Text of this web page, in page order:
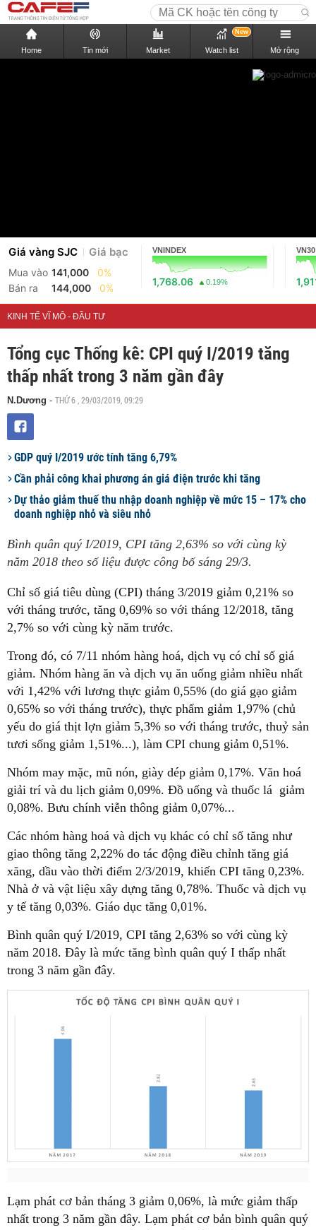
Home Tin mới Market Watch list
New
Mở rộng
Giá vàng SJC Giá bạc
Mua vào 141,000
0%
Bán ra
144,000 0%
VNINDEX
1,768.06 0.19%
VN30
KINH TẾ VĨ MÔ - ĐẦU TƯ
Tổng cục Thống kê: CPI quý I/2019 tăng
thấp nhất trong 3 năm gần đây
N.Dương - THỨ 6 , 29/03/2019, 09:29
GDP quý I/2019 ước tính tăng 6,79%
Cần phải công khai phương án giá điện trước khi tăng
Dự thảo giảm thuế thu nhập doanh nghiệp về mức 15 – 17% cho
doanh nghiệp nhỏ và siêu nhỏ
Bình quân quý I/2019, CPI tăng 2,63% so với cùng kỳ
năm 2018 theo số liệu được công bố sáng 29/3.
Chỉ số giá tiêu dùng (CPI) tháng 3/2019 giảm 0,21% so
với tháng trước, tăng 0,69% so với tháng 12/2018, tăng
2,7% so với cùng kỳ năm trước.
Trong đó, có 7/11 nhóm hàng hoá, dịch vụ có chỉ số giá
giảm. Nhóm hàng ăn và dịch vụ ăn uống giảm nhiều nhất
với 1,42% với lương thực giảm 0,55% (do giá gạo giảm
0,65% so với tháng trước), thực phẩm giảm 1,97% (chủ
yếu do giá thịt lợn giảm 5,3% so với tháng trước, thuỷ sản
tươi sống giảm 1,51%...), làm CPI chung giảm 0,51%.
Nhóm may mặc, mũ nón, giày dép giảm 0,17%. Văn hoá
giải trí và du lịch giảm 0,09%. Đồ uống và thuốc lá giảm
0,08%. Bưu chính viễn thông giảm 0,07%...
Các nhóm hàng hoá và dịch vụ khác có chỉ số tăng như
giao thông tăng 2,22% do tác động điều chỉnh tăng giá
xăng, dầu vào thời điểm 2/3/2019, khiến CPI tăng 0,23%.
Nhà ở và vật liệu xây dựng tăng 0,78%. Thuốc và dịch vụ
y tế tăng 0,03%. Giáo dục tăng 0,01%.
Bình quân quý I/2019, CPI tăng 2,63% so với cùng kỳ
năm 2018. Đây là mức tăng bình quân quý I thấp nhất
trong 3 năm gần đây.
Lạm phát cơ bản tháng 3 giảm 0,06%, là mức giảm thấp
nhất trong 3 năm gần đây. Lạm phát cơ bản bình quân quý